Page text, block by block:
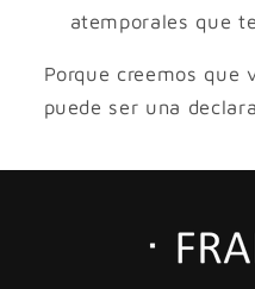
atemporales que
Porque creemos que
puede ser una